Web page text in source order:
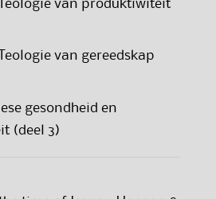
van produktiwiteit
van gereedskap
gesondheid en
(deel 3)